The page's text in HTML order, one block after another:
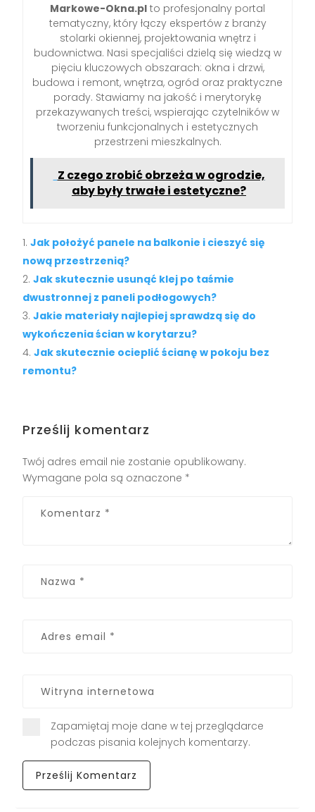
Markowe-Okna.pl to profesjonalny portal
tematyczny, który łączy ekspertów z branży
stolarki okiennej, projektowania wnętrz i
budownictwa. Nasi specjaliści dzielą się wiedzą w
pięciu kluczowych obszarach: okna i drzwi,
budowa i remont, wnętrza, ogród oraz praktyczne
porady. Stawiamy na jakość i merytorykę
przekazywanych treści, wspierając czytelników w
tworzeniu funkcjonalnych i estetycznych
przestrzeni mieszkalnych.
Z czego zrobić obrzeża w ogrodzie,
aby były trwałe i estetyczne?
Jak położyć panele na balkonie i cieszyć się
nową przestrzenią?
Jak skutecznie usunąć klej po taśmie
dwustronnej z paneli podłogowych?
Jakie materiały najlepiej sprawdzą się do
wykończenia ścian w korytarzu?
Jak skutecznie ocieplić ścianę w pokoju bez
remontu?
Prześlij komentarz
Twój adres email nie zostanie opublikowany.
Wymagane pola są oznaczone *
Zapamiętaj moje dane w tej przeglądarce
podczas pisania kolejnych komentarzy.